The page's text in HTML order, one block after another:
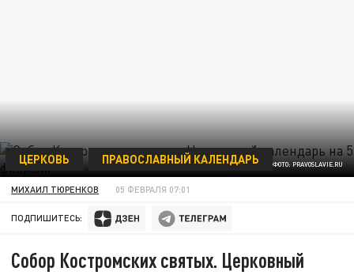
ФОТО: PRAVOSLAVIE.RU
ЦЕРКОВЬ ПРАВОСЛАВНЫЙ КАЛЕНДАРЬ
МИХАИЛ ТЮРЕНКОВ 05 ФЕВРАЛЯ 07:01
ПОДПИШИТЕСЬ:
Собор Костромских святых. Церковный